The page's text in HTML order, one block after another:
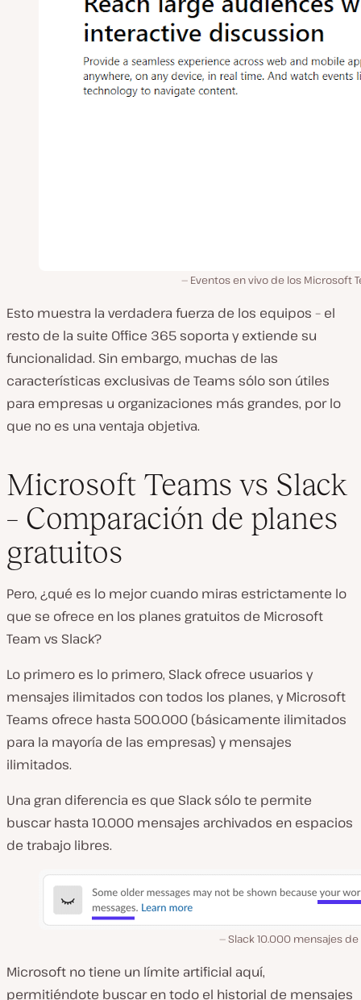
Eventos en vivo de los Microsoft
Esto muestra la verdadera fuerza de los equipos – el
resto de la suite Office 365 soporta y extiende su
funcionalidad. Sin embargo, muchas de las
características exclusivas de Teams sólo son útiles
para empresas u organizaciones más grandes, por lo
que no es una ventaja objetiva.
Microsoft Teams vs Slack
– Comparación de planes
gratuitos
Pero, ¿qué es lo mejor cuando miras estrictamente lo
que se ofrece en los planes gratuitos de Microsoft
Team vs Slack?
Lo primero es lo primero, Slack ofrece usuarios y
mensajes ilimitados con todos los planes, y Microsoft
Teams ofrece hasta 500.000 (básicamente ilimitados
para la mayoría de las empresas) y mensajes
ilimitados.
Una gran diferencia es que Slack sólo te permite
buscar hasta 10.000 mensajes archivados en espacios
de trabajo libres.
Slack 10.000 mensajes de
Microsoft no tiene un límite artificial aquí,
permitiéndote buscar en todo el historial de mensajes